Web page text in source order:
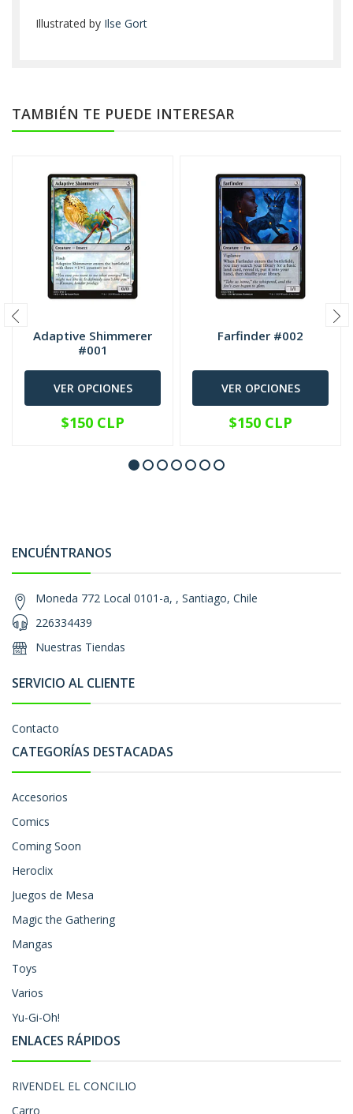
Illustrated by Ilse Gort
TAMBIÉN TE PUEDE INTERESAR
Adaptive Shimmerer
#001
VER OPCIONES
$150 CLP
Farfinder #002
VER OPCIONES
$150 CLP
ENCUÉNTRANOS
Moneda 772 Local 0101-a, , Santiago, Chile
226334439
Nuestras Tiendas
SERVICIO AL CLIENTE
Contacto
CATEGORÍAS DESTACADAS
Accesorios
Comics
Coming Soon
Heroclix
Juegos de Mesa
Magic the Gathering
Mangas
Toys
Varios
Yu-Gi-Oh!
ENLACES RÁPIDOS
RIVENDEL EL CONCILIO
Carro